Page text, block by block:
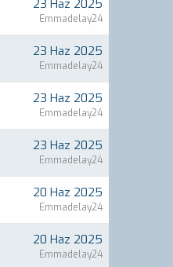
23 Haz 2025
Emmadelay24
23 Haz 2025
Emmadelay24
23 Haz 2025
Emmadelay24
23 Haz 2025
Emmadelay24
20 Haz 2025
Emmadelay24
20 Haz 2025
Emmadelay24